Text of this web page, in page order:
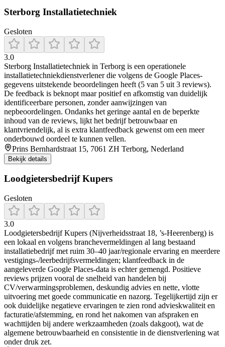
Sterborg Installatietechniek
Gesloten
3.0
Sterborg Installatietechniek in Terborg is een operationele
installatietechniekdienstverlener die volgens de Google Places-
gegevens uitstekende beoordelingen heeft (5 van 5 uit 3 reviews).
De feedback is beknopt maar positief en afkomstig van duidelijk
identificeerbare personen, zonder aanwijzingen van
nepbeoordelingen. Ondanks het geringe aantal en de beperkte
inhoud van de reviews, lijkt het bedrijf betrouwbaar en
klantvriendelijk, al is extra klantfeedback gewenst om een meer
onderbouwd oordeel te kunnen vellen.
Prins Bernhardstraat 15, 7061 ZH Terborg, Nederland
Bekijk details
Loodgietersbedrijf Kupers
Gesloten
3.0
Loodgietersbedrijf Kupers (Nijverheidsstraat 18, ’s-Heerenberg) is
een lokaal en volgens branchevermeldingen al lang bestaand
installatiebedrijf met ruim 30–40 jaar/regionale ervaring en meerdere
vestigings-/leerbedrijfsvermeldingen; klantfeedback in de
aangeleverde Google Places-data is echter gemengd. Positieve
reviews prijzen vooral de snelheid van handelen bij
CV/verwarmingsproblemen, deskundig advies en nette, vlotte
uitvoering met goede communicatie en nazorg. Tegelijkertijd zijn er
ook duidelijke negatieve ervaringen te zien rond advieskwaliteit en
facturatie/afstemming, en rond het nakomen van afspraken en
wachttijden bij andere werkzaamheden (zoals dakgoot), wat de
algemene betrouwbaarheid en consistentie in de dienstverlening wat
onder druk zet.